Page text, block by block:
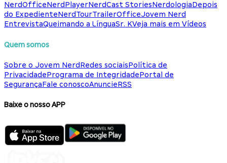
NerdOfficeNerdPlayerNerdCast StoriesNerdologiaDepois
do ExpedienteNerdTourTrailerOfficeJovem Nerd
EntrevistaQueimando a LínguaSr. KVeja mais em Vídeos
Quem somos
Sobre o Jovem NerdRedes sociaisPolítica de
PrivacidadePrograma de IntegridadePortal de
SegurançaFale conoscoAnuncieRSS
Baixe o nosso APP